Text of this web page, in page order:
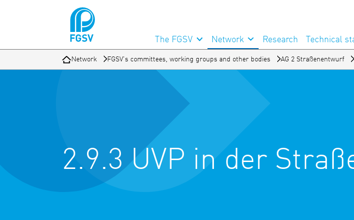
The FGSV Network Research Technical
Network FGSV's committees, working groups and other bodies AG 2 Straßenentwurf
2.9.3 UVP in der